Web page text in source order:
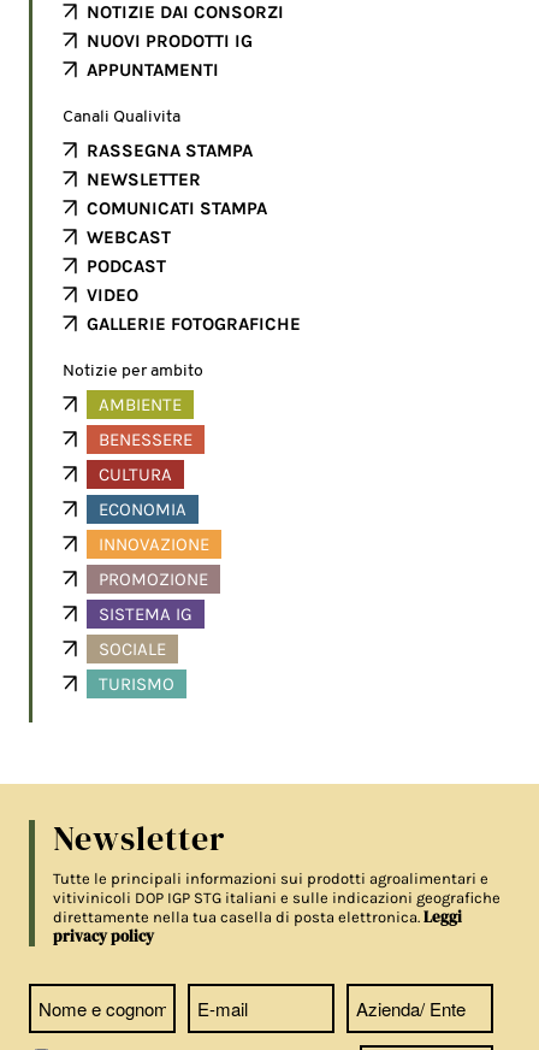
NOTIZIE DAI CONSORZI
NUOVI PRODOTTI IG
APPUNTAMENTI
Canali Qualivita
RASSEGNA STAMPA
NEWSLETTER
COMUNICATI STAMPA
WEBCAST
PODCAST
VIDEO
GALLERIE FOTOGRAFICHE
Notizie per ambito
AMBIENTE
BENESSERE
CULTURA
ECONOMIA
INNOVAZIONE
PROMOZIONE
SISTEMA IG
SOCIALE
TURISMO
Newsletter
Tutte le principali informazioni sui prodotti agroalimentari e
vitivinicoli DOP IGP STG italiani e sulle indicazioni geografiche
direttamente nella tua casella di posta elettronica.Leggi
privacy policy